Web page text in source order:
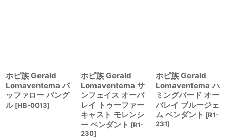
ホピ族 Gerald
Lomaventema バ
ッファロー バング
ル [HB-0013]
ホピ族 Gerald
Lomaventema サ
ンフェイス オーバ
レイ トゥーファー
キャスト モレンシ
ー ペンダント [R1-
230]
ホピ族 Gerald
Lomaventema ハ
ミングバード オー
バレイ ブルージェ
ム ペンダント [R1-
231]